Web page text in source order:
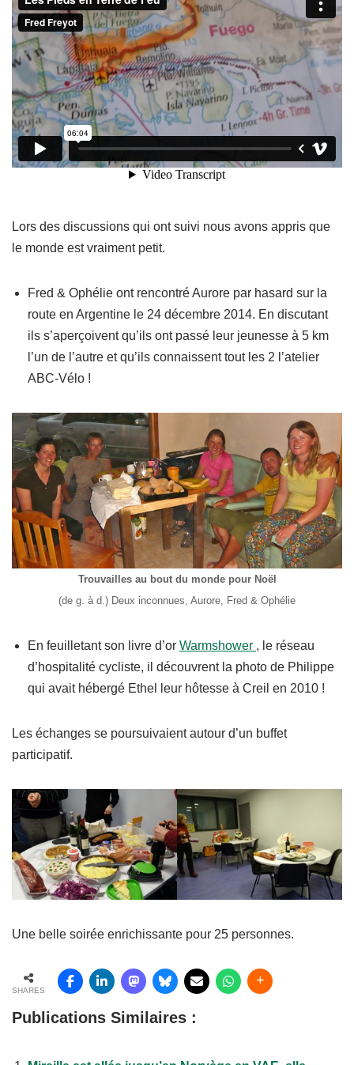
Lors des discussions qui ont suivi nous avons appris que
le monde est vraiment petit.
Fred & Ophélie ont rencontré Aurore par hasard sur la
route en Argentine le 24 décembre 2014. En discutant
ils s’aperçoivent qu’ils ont passé leur jeunesse à 5 km
l’un de l’autre et qu’ils connaissent tout les 2 l’atelier
ABC-Vélo !
Trouvailles au bout du monde pour Noël
(de g. à d.) Deux inconnues, Aurore, Fred & Ophélie
En feuilletant son livre d’or Warmshower , le réseau
d’hospitalité cycliste, il découvrent la photo de Philippe
qui avait hébergé Ethel leur hôtesse à Creil en 2010 !
Les échanges se poursuivaient autour d’un buffet
participatif.
Une belle soirée enrichissante pour 25 personnes.
SHARES
Publications Similaires :